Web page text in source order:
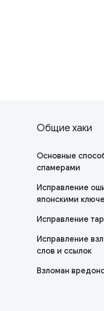
Общие хаки
Основные
спамерами
Исправление
японскими
Исправление
Исправление
слов и ссылок
Взломан